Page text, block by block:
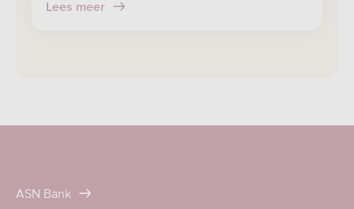
Lees meer
ASN Bank